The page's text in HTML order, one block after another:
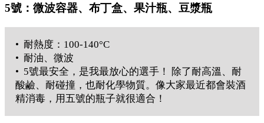
5號：微波容器、布丁盒、果汁瓶、豆漿瓶
• 耐熱度：100-140°C
• 耐油、微波
• 5號最安全，是我最放心的選手！ 除了耐高溫、耐
酸鹼、耐碰撞，也耐化學物質。像大家最近都會裝酒
精消毒，用五號的瓶子就很適合！